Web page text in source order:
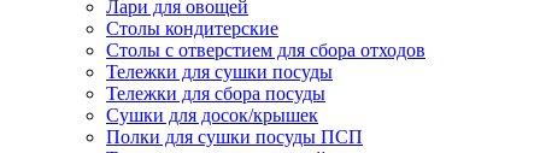
Лари для овощей
Столы кондитерские
Столы с отверстием для сбора отходов
Тележки для сушки посуды
Тележки для сбора посуды
Сушки для досок/крышек
Полки для сушки посуды ПСП